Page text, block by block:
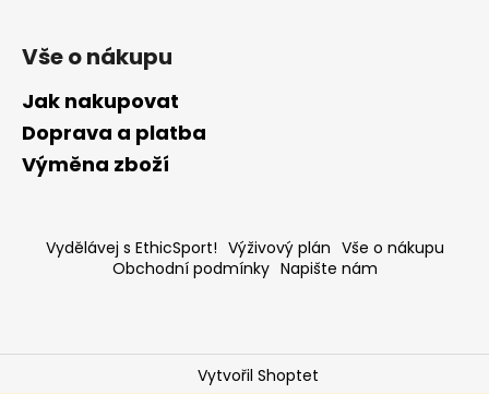
Vše o nákupu
Jak nakupovat
Doprava a platba
Výměna zboží
Vydělávej s EthicSport! Výživový plán Vše o nákupu
Obchodní podmínky Napište nám
Vytvořil Shoptet